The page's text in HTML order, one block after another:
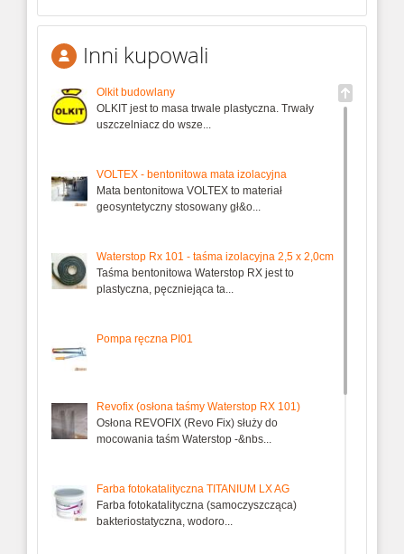
Inni kupowali
Olkit budowlany
OLKIT jest to masa trwale plastyczna. Trwały
uszczelniacz do wsze...
VOLTEX - bentonitowa mata izolacyjna
Mata bentonitowa VOLTEX to materiał
geosyntetyczny stosowany gł&o...
Waterstop Rx 101 - taśma izolacyjna 2,5 x 2,0cm
Taśma bentonitowa Waterstop RX jest to
plastyczna, pęczniejąca ta...
Pompa ręczna PI01
Revofix (osłona taśmy Waterstop RX 101)
Osłona REVOFIX (Revo Fix) służy do
mocowania taśm Waterstop -&nbs...
Farba fotokatalityczna TITANIUM LX AG
Farba fotokatalityczna (samoczyszcząca)
bakteriostatyczna, wodoro...